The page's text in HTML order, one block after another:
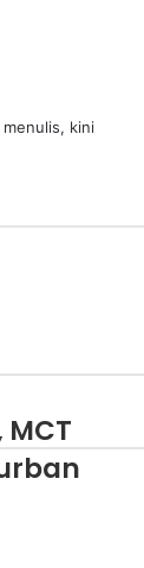
menulis, kini